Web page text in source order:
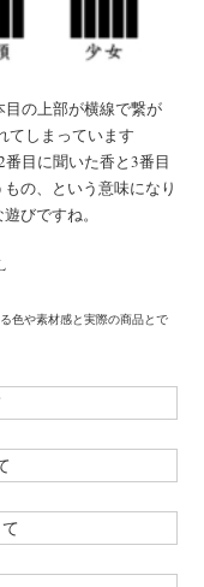
の上部が横線で繋が
てしまっています
目に聞いた香と3番目
の、という意味になり
びですね。
色や素材感と実際の商品とで